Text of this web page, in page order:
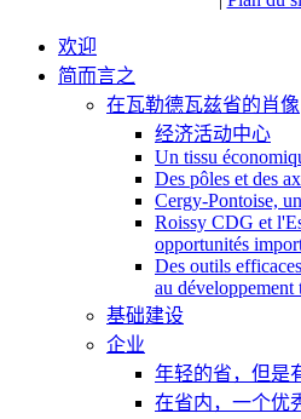
欢迎
简而言之
在瓦勒德瓦兹省的肖像
经济活动中心
Un tissu
Des pôles et des
Cergy-Pontoise,
Roissy CDG et
opportunités
Des outils
au développement
基础建设
企业
年轻的省，但是
在省内，一个优